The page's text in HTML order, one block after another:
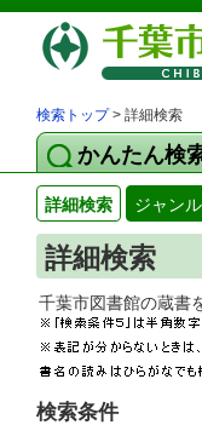
検索トップ> 詳細検索
かんたん検
詳細検索 ジャン
詳細検索
千葉市図書館
検索条件